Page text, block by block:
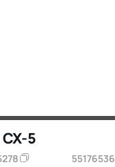
5
55176536